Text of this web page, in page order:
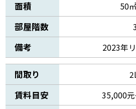
面積 50
部屋階数
備考 2023年
間取り
賃料目安 35,000